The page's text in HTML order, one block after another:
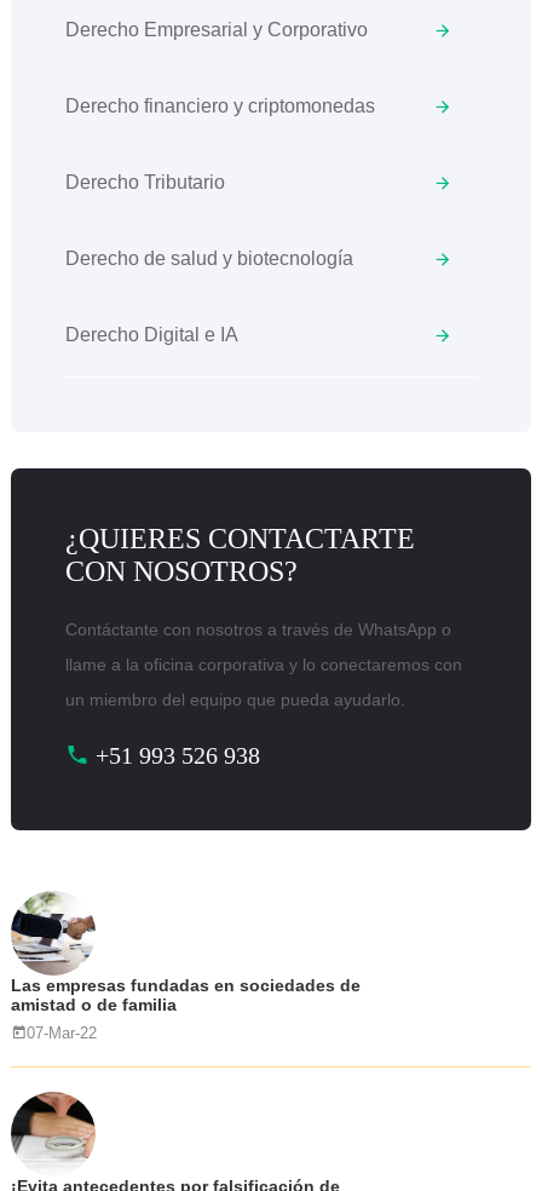
Derecho Empresarial y Corporativo
Derecho financiero y criptomonedas
Derecho Tributario
Derecho de salud y biotecnología
Derecho Digital e IA
¿QUIERES CONTACTARTE
CON NOSOTROS?
Contáctante con nosotros a través de WhatsApp o
llame a la oficina corporativa y lo conectaremos con
un miembro del equipo que pueda ayudarlo.
+51 993 526 938
Las empresas fundadas en sociedades de
amistad o de familia
07-Mar-22
¡Evita antecedentes por falsificación de